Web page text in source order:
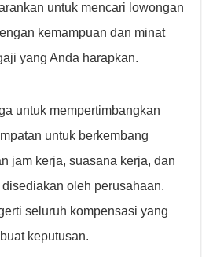
untuk mencari lowongan
kemampuan dan minat
yang Anda harapkan.
untuk mempertimbangkan
untuk berkembang
jam kerja, suasana kerja, dan
oleh perusahaan.
seluruh kompensasi yang
keputusan.